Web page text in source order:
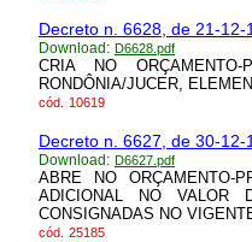
Decreto n. 6628, de 21-12-
Download: D6628.pdf
CRIA NO
RONDÔNIA/JUCER,
cód. 10619
Decreto n. 6627, de 30-12-
Download: D6627.pdf
ABRE NO ORÇAMENTO-
ADICIONAL NO VALOR
CONSIGNADAS NO
cód. 25185